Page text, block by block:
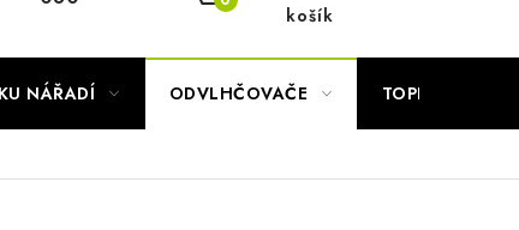
NÁKUPNÍ
košík
NÁŘADÍ ODVLHČOVAČE TOPIDLA